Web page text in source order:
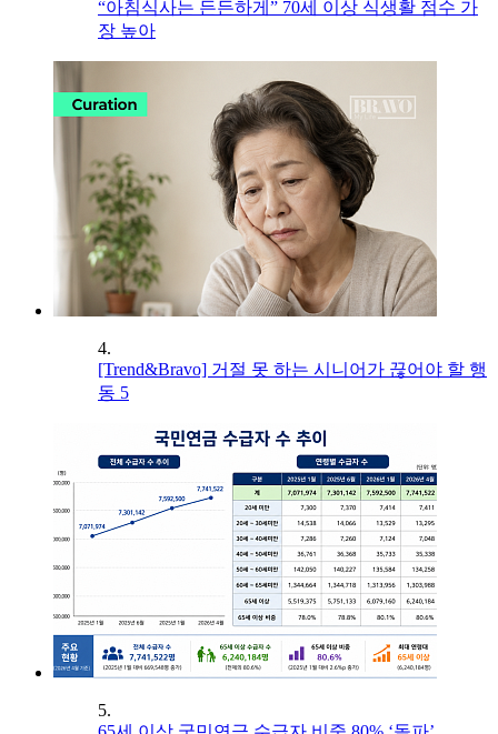
“아침식사는 든든하게” 70세 이상 식생활 점수 가
장 높아
4.
[Trend&Bravo] 거절 못 하는 시니어가 끊어야 할 행
동 5
5.